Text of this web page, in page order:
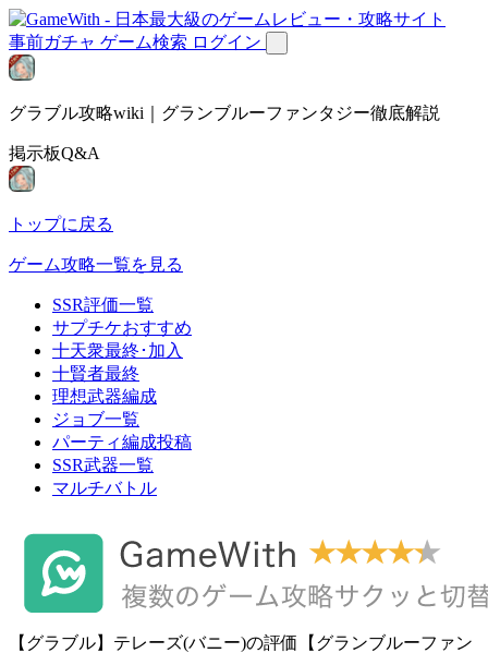
事前ガチャ ゲーム検索 ログイン
グラブル攻略wiki｜グランブルーファンタジー徹底解説
掲示板Q&A
トップに戻る
ゲーム攻略一覧を見る
SSR評価一覧
サプチケおすすめ
十天衆最終･加入
十賢者最終
理想武器編成
ジョブ一覧
パーティ編成投稿
SSR武器一覧
マルチバトル
【グラブル】テレーズ(バニー)の評価【グランブルーファン